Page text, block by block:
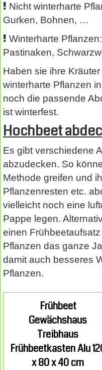
Nicht winterharte
Gurken, Bohnen, …
Winterharte
Pastinaken,
Haben sie ihre
winterharte Pflanzen
noch die passende
ist winterfest.
Hochbeet
Es gibt verschiedene
abzudecken. So
Methode greifen und
Pflanzenresten etc.
vielleicht noch eine
Pappe legen.
einen
Pflanzen das ganze
damit auch besseres
Pflanzen.
Frühbeet
Gewächshaus
Treibhaus
Frühbeetkasten Alu
x 80 x 40 cm